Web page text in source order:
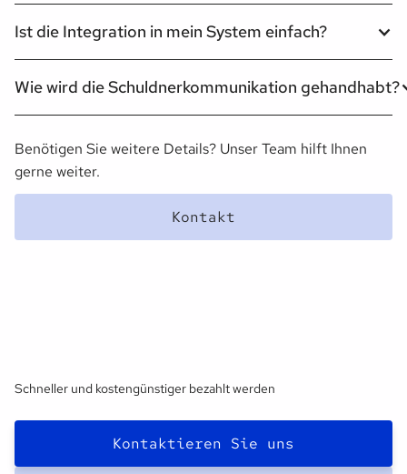
Ist die Integration in mein System einfach?
Wie wird die Schuldnerkommunikation gehandhabt?
Benötigen Sie weitere Details? Unser Team hilft Ihnen
gerne weiter.
Kontakt
Schneller und kostengünstiger bezahlt werden
Kontaktieren Sie uns